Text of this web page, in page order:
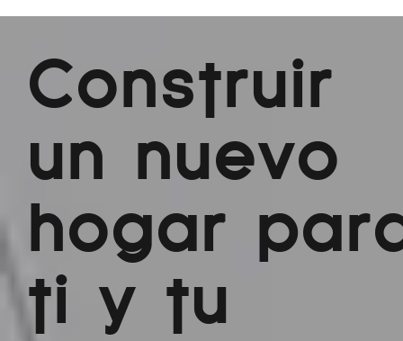
Construir
un nuevo
hogar
ti y tu